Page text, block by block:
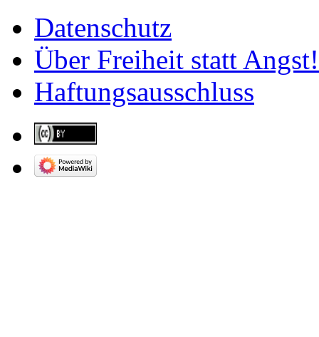
Datenschutz
Über Freiheit statt Angst!
Haftungsausschluss